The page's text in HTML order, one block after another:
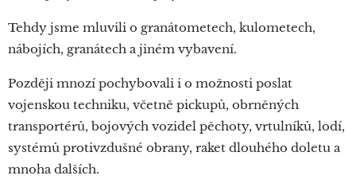
Tehdy jsme mluvili o granátometech, kulometech,
nábojích, granátech a jiném vybavení.
Později mnozí pochybovali i o možnosti poslat
vojenskou techniku, včetně pickupů, obrněných
transportérů, bojových vozidel pěchoty, vrtulníků, lodí,
systémů protivzdušné obrany, raket dlouhého doletu a
mnoha dalších.